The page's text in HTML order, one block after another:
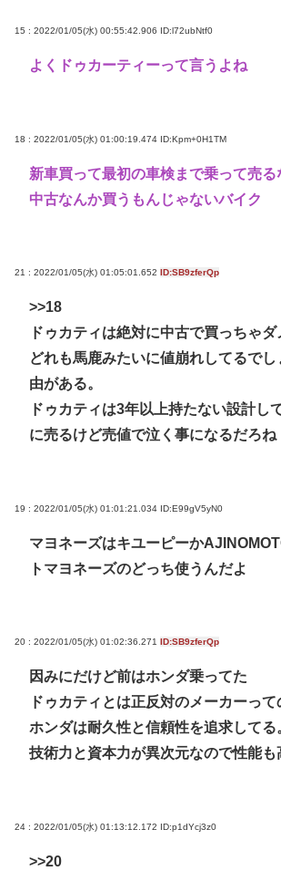
15 : 2022/01/05(水) 00:55:42.906 ID:l72ubNtf0
よくドゥカーティーって言うよね
18 : 2022/01/05(水) 01:00:19.474 ID:Kpm+0H1TM
新車買って最初の車検まで乗って売
中古なんか買うもんじゃないバイク
21 : 2022/01/05(水) 01:05:01.652 ID:SB9zferQp
>>18
ドゥカティは絶対に中古で買っちゃダ
どれも馬鹿みたいに値崩れしてるで
由がある。
ドゥカティは3年以上持たない設計し
に売るけど売値で泣く事になるだろね
19 : 2022/01/05(水) 01:01:21.034 ID:E99gV5yN0
マヨネーズはキユーピーか
トマヨネーズのどっち使うんだよ
20 : 2022/01/05(水) 01:02:36.271 ID:SB9zferQp
因みにだけど前はホンダ乗ってた
ドゥカティとは正反対のメーカーっ
ホンダは耐久性と信頼性を追求して
技術力と資本力が異次元なので性能も
24 : 2022/01/05(水) 01:13:12.172 ID:p1dYcj3z0
>>20